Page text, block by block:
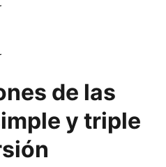
de las
y triple